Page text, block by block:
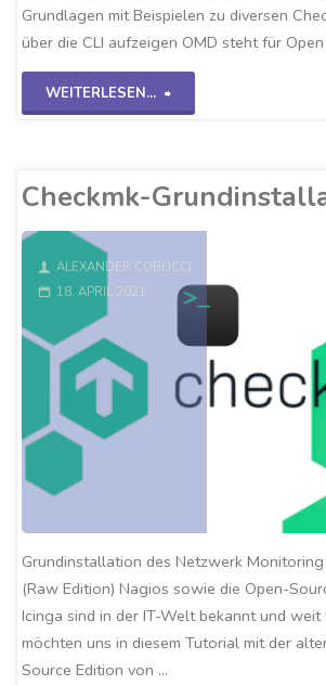
Grundlagen mit Beispielen zu diversen
über die CLI aufzeigen OMD steht für
WEITERLESEN...
"Checkmk-
Checkmk-
ALEXANDER COBUCCI
18. APRIL 2021
Grundinstallation des Netzwerk
(Raw Edition) Nagios sowie die Open-
Icinga sind in der IT-Welt bekannt und
möchten uns in diesem Tutorial mit der
Source Edition von …